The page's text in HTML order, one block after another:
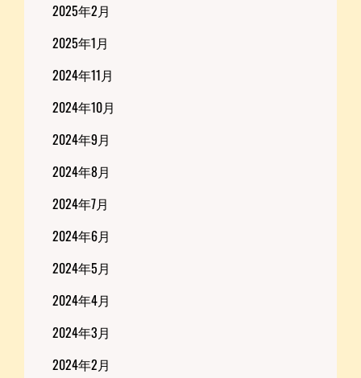
2025年2月
2025年1月
2024年11月
2024年10月
2024年9月
2024年8月
2024年7月
2024年6月
2024年5月
2024年4月
2024年3月
2024年2月